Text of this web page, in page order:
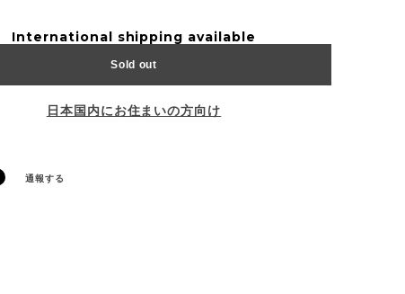
International shipping available
Sold out
日本国内にお住まいの方向け
通報する